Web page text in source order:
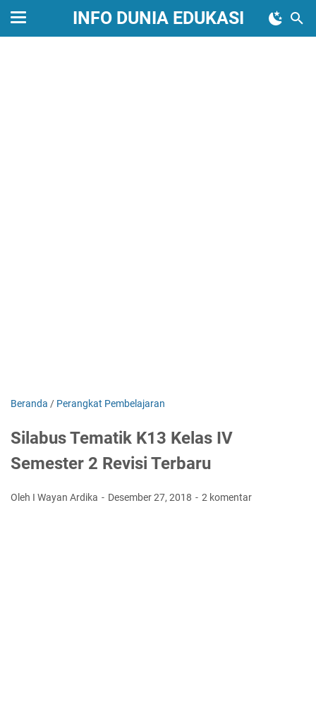
INFO DUNIA EDUKASI
Beranda / Perangkat Pembelajaran
Silabus Tematik K13 Kelas IV
Semester 2 Revisi Terbaru
Oleh I Wayan Ardika Desember 27, 2018 2 komentar